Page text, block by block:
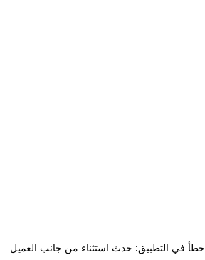
خطأ في التطبيق: حدث استثناء من جانب العميل